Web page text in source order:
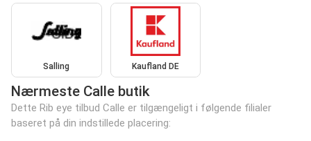
Salling Kaufland DE
Nærmeste Calle butik
Dette Rib eye tilbud Calle er tilgængeligt i følgende filialer
baseret på din indstillede placering: